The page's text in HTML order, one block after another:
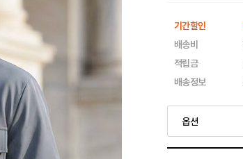
기간할인
배송비
적립금
배송정보